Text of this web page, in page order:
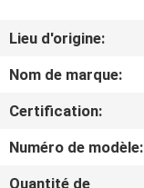
À
PROPOS
DE
Lieu d'origine:
Nom de marque:
Certification:
Numéro de modèle:
Quantité de